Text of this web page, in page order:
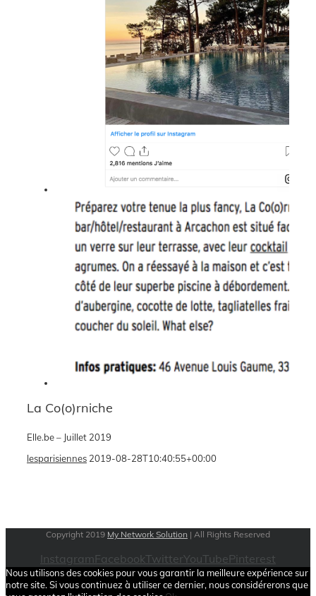
La Co(o)rniche
Elle.be – Juillet 2019
lesparisiennes 2019-08-28T10:40:55+00:00
Copyright 2019 My Network Solution | All Rights Reserved
InstagramFacebookTwitterYouTubePinterest
Nous utilisons des cookies pour vous garantir la meilleure expérience sur
notre site. Si vous continuez à utiliser ce dernier, nous considérerons que